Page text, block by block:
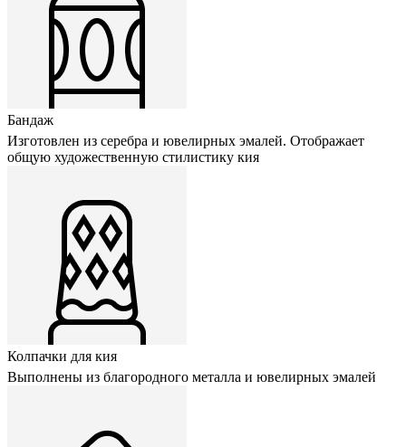
Бандаж
Изготовлен из серебра и ювелирных эмалей. Отображает
общую художественную стилистику кия
Колпачки для кия
Выполнены из благородного металла и ювелирных эмалей